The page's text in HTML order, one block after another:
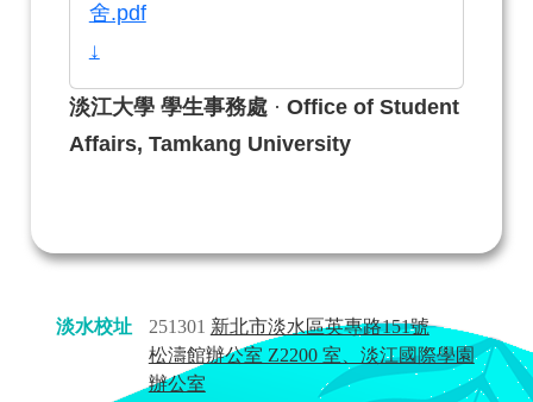
舍.pdf
↓
淡江大學 學生事務處· Office of Student
Affairs, Tamkang University
淡水校址 251301 新北市淡水區英專路151號
松濤館辦公室 Z2200 室、淡江國際學園
辦公室